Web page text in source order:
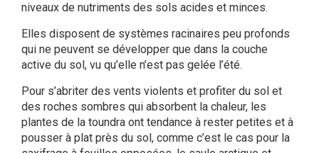
niveaux de nutriments des sols acides et minces.
Elles disposent de systèmes racinaires peu profonds
qui ne peuvent se développer que dans la couche
active du sol, vu qu’elle n’est pas gelée l’été.
Pour s’abriter des vents violents et profiter du sol et
des roches sombres qui absorbent la chaleur, les
plantes de la toundra ont tendance à rester petites et à
pousser à plat près du sol, comme c’est le cas pour la